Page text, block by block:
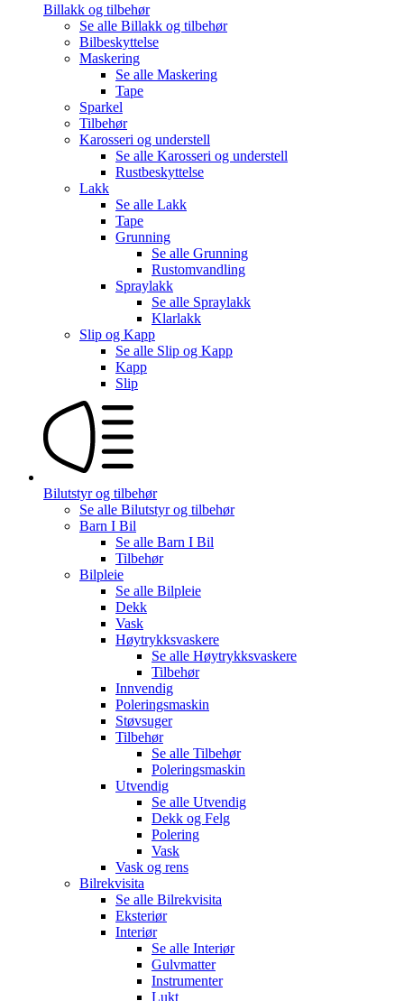
Billakk og tilbehør
Se alle Billakk og tilbehør
Bilbeskyttelse
Maskering
Se alle Maskering
Tape
Sparkel
Tilbehør
Karosseri og understell
Se alle Karosseri og understell
Rustbeskyttelse
Lakk
Se alle Lakk
Tape
Grunning
Se alle Grunning
Rustomvandling
Spraylakk
Se alle Spraylakk
Klarlakk
Slip og Kapp
Se alle Slip og Kapp
Kapp
Slip
Bilutstyr og tilbehør
Se alle Bilutstyr og tilbehør
Barn I Bil
Se alle Barn I Bil
Tilbehør
Bilpleie
Se alle Bilpleie
Dekk
Vask
Høytrykksvaskere
Se alle Høytrykksvaskere
Tilbehør
Innvendig
Poleringsmaskin
Støvsuger
Tilbehør
Se alle Tilbehør
Poleringsmaskin
Utvendig
Se alle Utvendig
Dekk og Felg
Polering
Vask
Vask og rens
Bilrekvisita
Se alle Bilrekvisita
Eksteriør
Interiør
Se alle Interiør
Gulvmatter
Instrumenter
Lukt